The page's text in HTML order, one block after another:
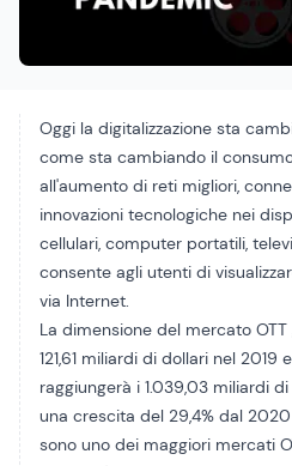
Oggi la digitalizzazione sta
come sta cambiando il
all'aumento di reti migliori,
innovazioni tecnologiche nei
cellulari, computer portatili,
consente agli utenti di
via Internet.
La dimensione del mercato
121,61 miliardi di dollari nel 2019
raggiungerà i 1.039,03 miliardi
una crescita del 29,4% dal
sono uno dei maggiori mercati